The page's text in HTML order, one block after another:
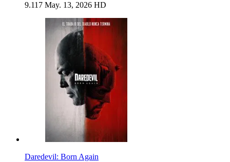
9.117 May. 13, 2026 HD
Daredevil: Born Again